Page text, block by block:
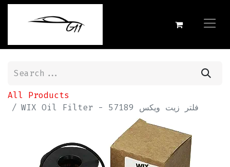
All Products
WIX Oil Filter - 57189 فلتر زيت ويكس